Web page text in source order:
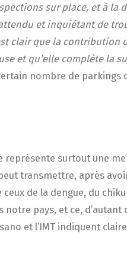
sur place, et à la
et inquiétant de
clair que la contribution
et qu’elle complète la
nombre de parkings
surtout une
transmettre, après
de la dengue, du
notre pays, et ce, d’autant
et l’IMT indiquent